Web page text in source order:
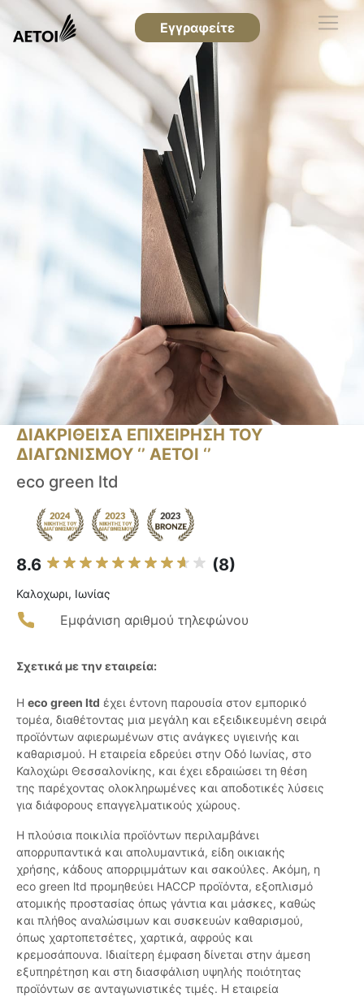
Εγγραφείτε
ΔΙΑΚΡΙΘΕΙΣΑ ΕΠΙΧΕΙΡΗΣΗ ΤΟΥ
ΔΙΑΓΩΝΙΣΜΟΥ ‘’ ΑΕΤΟΙ ‘’
eco green ltd
8.6 (8)
Καλοχωρι, Ιωνίας
Εμφάνιση αριθμού τηλεφώνου
Σχετικά με την εταιρεία:
Η eco green ltd έχει έντονη παρουσία στον εμπορικό
τομέα, διαθέτοντας μια μεγάλη και εξειδικευμένη σειρά
προϊόντων αφιερωμένων στις ανάγκες υγιεινής και
καθαρισμού. Η εταιρεία εδρεύει στην Οδό Ιωνίας, στο
Καλοχώρι Θεσσαλονίκης, και έχει εδραιώσει τη θέση
της παρέχοντας ολοκληρωμένες και αποδοτικές λύσεις
για διάφορους επαγγελματικούς χώρους.
Η πλούσια ποικιλία προϊόντων περιλαμβάνει
απορρυπαντικά και απολυμαντικά, είδη οικιακής
χρήσης, κάδους απορριμμάτων και σακούλες. Ακόμη, η
eco green ltd προμηθεύει HACCP προϊόντα, εξοπλισμό
ατομικής προστασίας όπως γάντια και μάσκες, καθώς
και πλήθος αναλώσιμων και συσκευών καθαρισμού,
όπως χαρτοπετσέτες, χαρτικά, αφρούς και
κρεμοσάπουνα. Ιδιαίτερη έμφαση δίνεται στην άμεση
εξυπηρέτηση και στη διασφάλιση υψηλής ποιότητας
προϊόντων σε ανταγωνιστικές τιμές. Η εταιρεία